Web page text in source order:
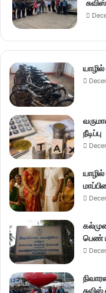
நீடிப்பு
பெண்